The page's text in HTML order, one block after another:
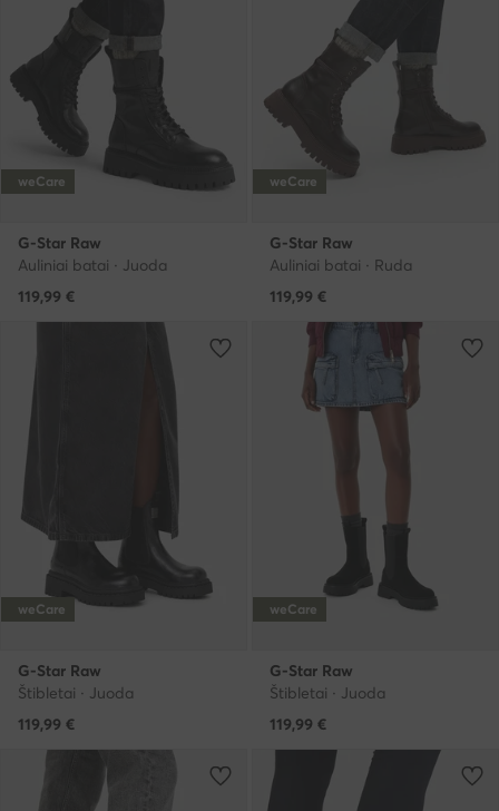
weCare
G-Star Raw
Auliniai batai · Juoda
119,99 €
weCare
G-Star Raw
Auliniai batai · Ruda
119,99 €
weCare
G-Star Raw
Štibletai · Juoda
119,99 €
weCare
G-Star Raw
Štibletai · Juoda
119,99 €